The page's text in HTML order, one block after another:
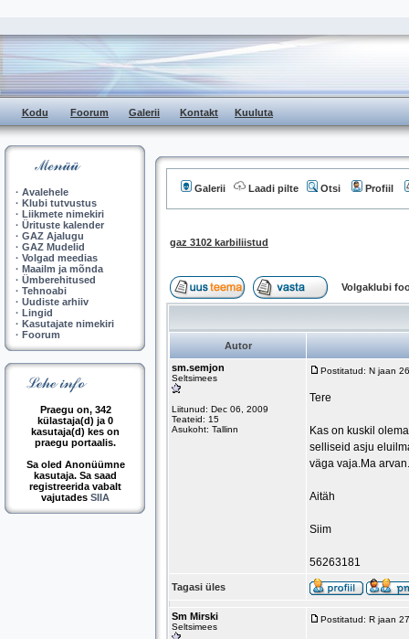
Kodu Foorum Galerii Kontakt Kuuluta
· Avalehele
· Klubi tutvustus
· Liikmete nimekiri
· Ürituste kalender
· GAZ Ajalugu
· GAZ Mudelid
· Volgad meedias
· Maailm ja mõnda
· Ümberehitused
· Tehnoabi
· Uudiste arhiiv
· Lingid
· Kasutajate nimekiri
· Foorum
Praegu on, 342
külastaja(d) ja 0
kasutaja(d) kes on
praegu portaalis.
Sa oled Anonüümne
kasutaja. Sa saad
registreerida vabalt
vajutades SIIA
Galerii Laadi pilte Otsi Profiil
gaz 3102 karbiliistud
Volgaklubi
Autor
sm.semjon
Seltsimees
Liitunud: Dec 06, 2009
Teateid: 15
Asukoht: Tallinn
Postitatud: N jaan
Tere
Kas on kuskil
selliseid asju
väga vaja.Ma
Aitäh
Siim
56263181
Tagasi üles
Sm Mirski
Seltsimees
Postitatud: R jaan